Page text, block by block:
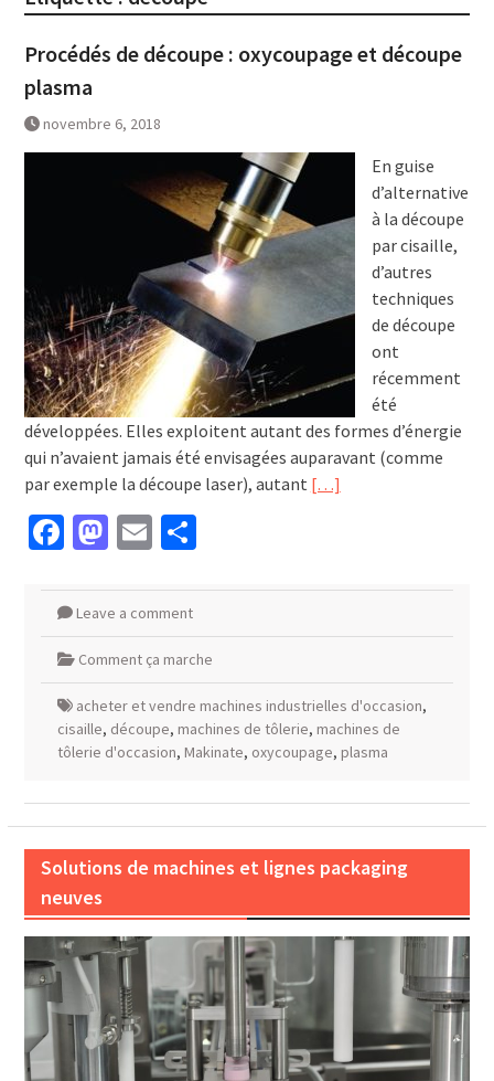
Procédés de découpe : oxycoupage et découpe
plasma
novembre 6, 2018
En guise
d’alternative
à la découpe
par cisaille,
d’autres
techniques
de découpe
ont
récemment
été
développées. Elles exploitent autant des formes d’énergie
qui n’avaient jamais été envisagées auparavant (comme
par exemple la découpe laser), autant […]
Facebook
Mastodon
EmailPartager
Leave a comment
Comment ça marche
acheter et vendre machines industrielles d'occasion,
cisaille, découpe, machines de tôlerie, machines de
tôlerie d'occasion, Makinate, oxycoupage, plasma
Solutions de machines et lignes packaging
neuves